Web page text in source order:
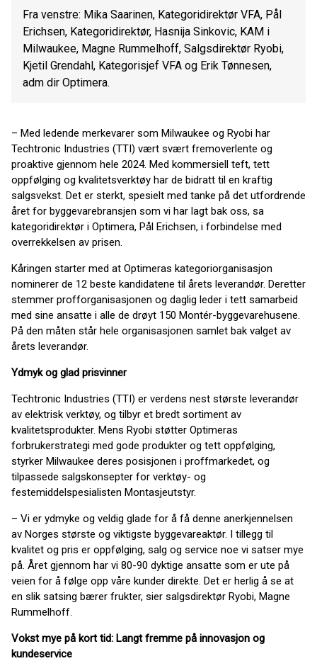
Fra venstre: Mika Saarinen, Kategoridirektør VFA, Pål
Erichsen, Kategoridirektør, Hasnija Sinkovic, KAM i
Milwaukee, Magne Rummelhoff, Salgsdirektør Ryobi,
Kjetil Grendahl, Kategorisjef VFA og Erik Tønnesen,
adm dir Optimera.
– Med ledende merkevarer som Milwaukee og Ryobi har
Techtronic Industries (TTI) vært svært fremoverlente og
proaktive gjennom hele 2024. Med kommersiell teft, tett
oppfølging og kvalitetsverktøy har de bidratt til en kraftig
salgsvekst. Det er sterkt, spesielt med tanke på det utfordrende
året for byggevarebransjen som vi har lagt bak oss, sa
kategoridirektør i Optimera, Pål Erichsen, i forbindelse med
overrekkelsen av prisen.
Kåringen starter med at Optimeras kategoriorganisasjon
nominerer de 12 beste kandidatene til årets leverandør. Deretter
stemmer profforganisasjonen og daglig leder i tett samarbeid
med sine ansatte i alle de drøyt 150 Montér-byggevarehusene.
På den måten står hele organisasjonen samlet bak valget av
årets leverandør.
Ydmyk og glad prisvinner
Techtronic Industries (TTI) er verdens nest største leverandør
av elektrisk verktøy, og tilbyr et bredt sortiment av
kvalitetsprodukter. Mens Ryobi støtter Optimeras
forbrukerstrategi med gode produkter og tett oppfølging,
styrker Milwaukee deres posisjonen i proffmarkedet, og
tilpassede salgskonsepter for verktøy- og
festemiddelspesialisten Montasjeutstyr.
– Vi er ydmyke og veldig glade for å få denne anerkjennelsen
av Norges største og viktigste byggevareaktør. I tillegg til
kvalitet og pris er oppfølging, salg og service noe vi satser mye
på. Året gjennom har vi 80-90 dyktige ansatte som er ute på
veien for å følge opp våre kunder direkte. Det er herlig å se at
en slik satsing bærer frukter, sier salgsdirektør Ryobi, Magne
Rummelhoff.
Vokst mye på kort tid: Langt fremme på innovasjon og
kundeservice